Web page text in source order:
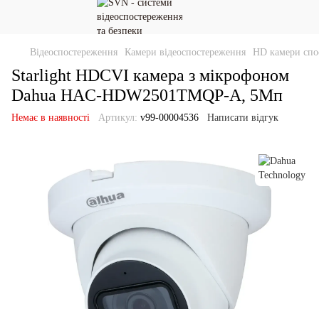
Відеоспостереження Камери відеоспостереження HD камери
Starlight HDCVI камера з мікрофоном
Dahua HAC-HDW2501TMQP-A, 5Мп
Немає в наявності Артикул: v99-00004536 Написати відгук